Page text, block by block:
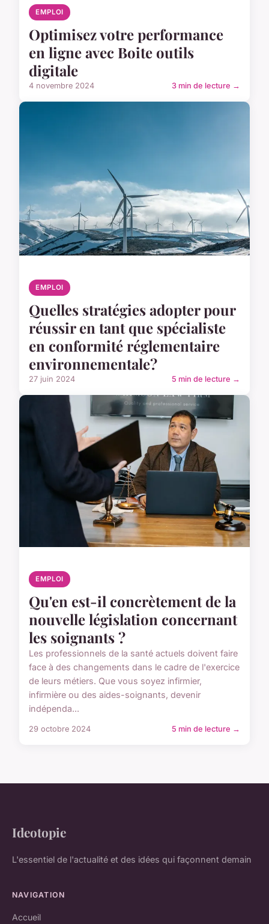
EMPLOI
Optimisez votre performance
en ligne avec Boite outils
digitale
4 novembre 2024 3 min de lecture →
EMPLOI
Quelles stratégies adopter pour
réussir en tant que spécialiste
en conformité réglementaire
environnementale?
27 juin 2024 5 min de lecture →
EMPLOI
Qu'en est-il concrètement de la
nouvelle législation concernant
les soignants ?
Les professionnels de la santé actuels doivent faire
face à des changements dans le cadre de l'exercice
de leurs métiers. Que vous soyez infirmier,
infirmière ou des aides-soignants, devenir
indépenda...
29 octobre 2024 5 min de lecture →
Ideotopie
L'essentiel de l'actualité et des idées qui façonnent demain
NAVIGATION
Accueil